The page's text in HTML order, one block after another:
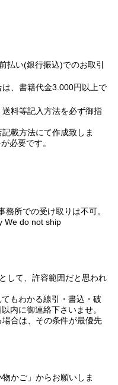
払い(銀行振込)でのお取引
、書籍代金3.000円以上で
料等記入方法を必ず御指
載方法にて作成致しま
必要です。
所での受け取りは不可。
We do not ship
して、許容範囲だと思われ
もわかる線引・書込・破
内に御連絡下さいませ。
合は、その条件が最優先
かご」からお願いしま